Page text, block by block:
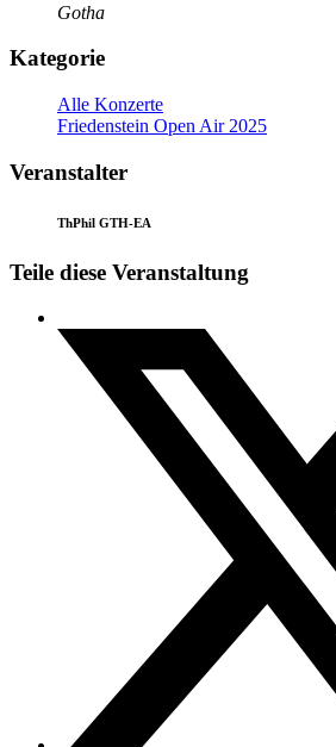
Gotha
Kategorie
Alle Konzerte
Friedenstein Open Air 2025
Veranstalter
ThPhil GTH-EA
Teile diese Veranstaltung